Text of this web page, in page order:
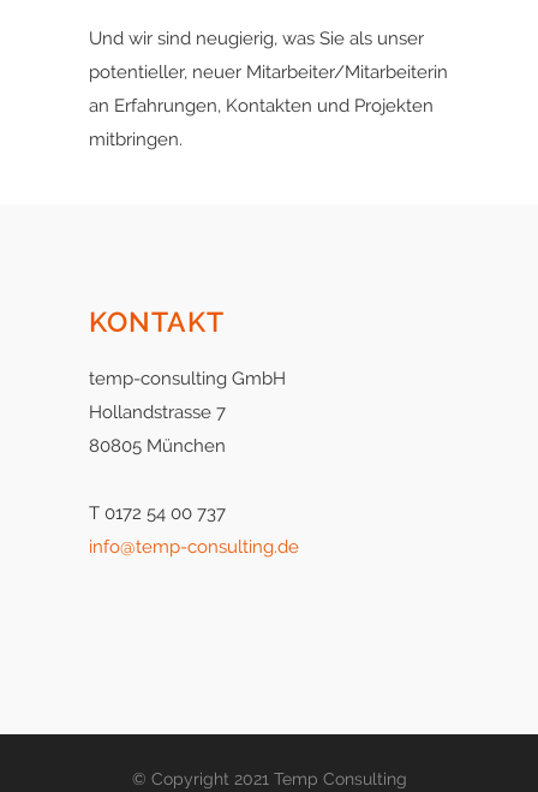
Und wir sind neugierig, was Sie als unser
potentieller, neuer Mitarbeiter/Mitarbeiterin
an Erfahrungen, Kontakten und Projekten
mitbringen.
KONTAKT
temp-consulting GmbH
Hollandstrasse 7
80805 München
T 0172 54 00 737
info@temp-consulting.de
© Copyright 2021 Temp Consulting